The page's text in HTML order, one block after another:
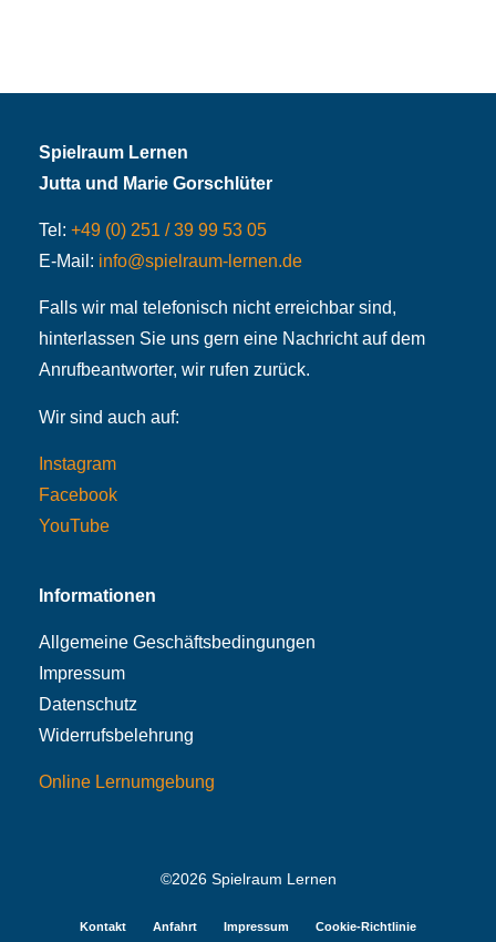
Spielraum Lernen
Jutta und Marie Gorschlüter
Tel: +49 (0) 251 / 39 99 53 05
E-Mail: info@spielraum-lernen.de
Falls wir mal telefonisch nicht erreichbar sind,
hinterlassen Sie uns gern eine Nachricht auf dem
Anrufbeantworter, wir rufen zurück.
Wir sind auch auf:
Instagram
Facebook
YouTube
Informationen
Allgemeine Geschäftsbedingungen
Impressum
Datenschutz
Widerrufsbelehrung
Online Lernumgebung
©2026 Spielraum Lernen
Kontakt Anfahrt Impressum Cookie-Richtlinie